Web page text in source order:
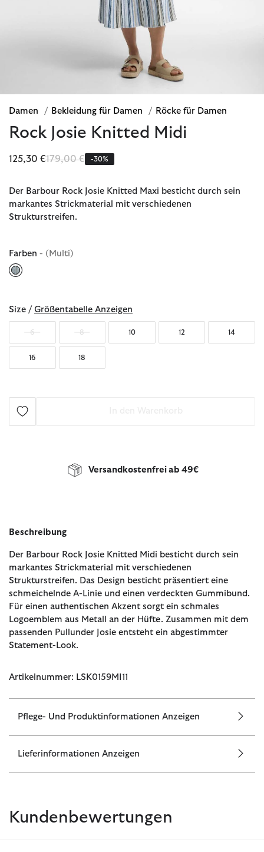
Damen / Bekleidung für Damen / Röcke für Damen
Rock Josie Knitted Midi
125,30 €Reduziert von
179,00 €bis-30%
Der Barbour Rock Josie Knitted Maxi besticht durch sein
markantes Strickmaterial mit verschiedenen
Strukturstreifen.
Farben - (Multi)
Size / Größentabelle Anzeigen
6 8 10 12 14
16 18
Versandkostenfrei ab 49€
Beschreibung
Der Barbour Rock Josie Knitted Midi besticht durch sein
markantes Strickmaterial mit verschiedenen
Strukturstreifen. Das Design besticht präsentiert eine
schmeichelnde A-Linie und einen verdeckten Gummibund.
Für einen authentischen Akzent sorgt ein schmales
Logoemblem aus Metall an der Hüfte. Zusammen mit dem
passenden Pullunder Josie entsteht ein abgestimmter
Statement-Look.
Artikelnummer: LSK0159MI11
Pflege- Und Produktinformationen Anzeigen
Lieferinformationen Anzeigen
Kundenbewertungen